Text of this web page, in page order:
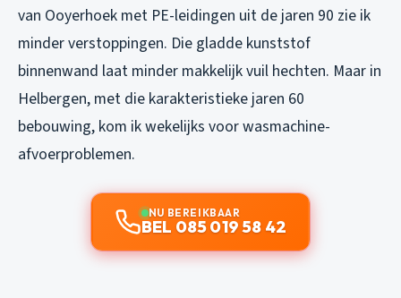
van Ooyerhoek met PE-leidingen uit de jaren 90 zie ik
minder verstoppingen. Die gladde kunststof
binnenwand laat minder makkelijk vuil hechten. Maar in
Helbergen, met die karakteristieke jaren 60
bebouwing, kom ik wekelijks voor wasmachine-
afvoerproblemen.
NU BEREIKBAAR
BEL 085 019 58 42